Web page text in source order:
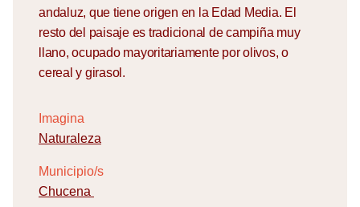
andaluz, que tiene origen en la Edad Media. El
resto del paisaje es tradicional de campiña muy
llano, ocupado mayoritariamente por olivos, o
cereal y girasol.
Imagina
Naturaleza
Municipio/s
Chucena